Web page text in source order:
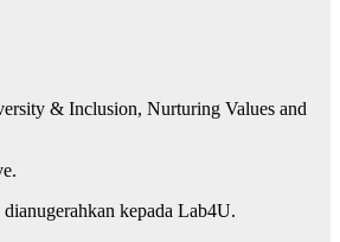
& Inclusion, Nurturing Values and
kepada Lab4U.